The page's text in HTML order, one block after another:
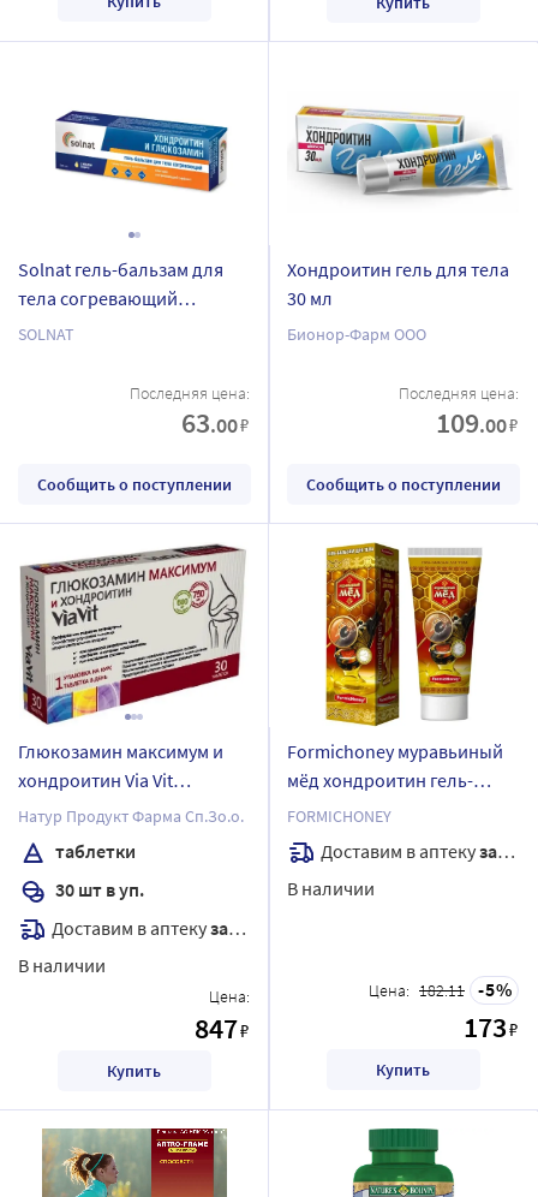
Solnat гель-бальзам для
тела согревающий
хондроитин и глюкозамин
SOLNAT
Последняя цена:
63.00₽
Сообщить о поступлении
Хондроитин гель для тела
30 мл
Бионор-Фарм ООО
Последняя цена:
109.00₽
Сообщить о поступлении
Глюкозамин максимум и
хондроитин Via Vit
(глюкозамин 750 мг +
хондроитин 600 мг)
таблетки массой 1600 мг 30
шт.
Натур Продукт Фарма Сп.Зо.о.
таблетки
30 шт в уп.
Доставим в аптекузавтра
В наличии
Цена:
847₽
Купить
Formichoney муравьиный
мёд хондроитин гель-
бальзам для тела 70 гр
FORMICHONEY
Доставим в аптекузавтра
В наличии
Цена: 182.11 5
173₽
Купить